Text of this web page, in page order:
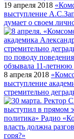
19 апреля 2018
выступление
думает о своем
8 апреля 2018
выступление
стремительно